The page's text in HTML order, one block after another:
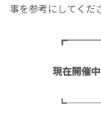
事を参考にしてくだ
現在開催